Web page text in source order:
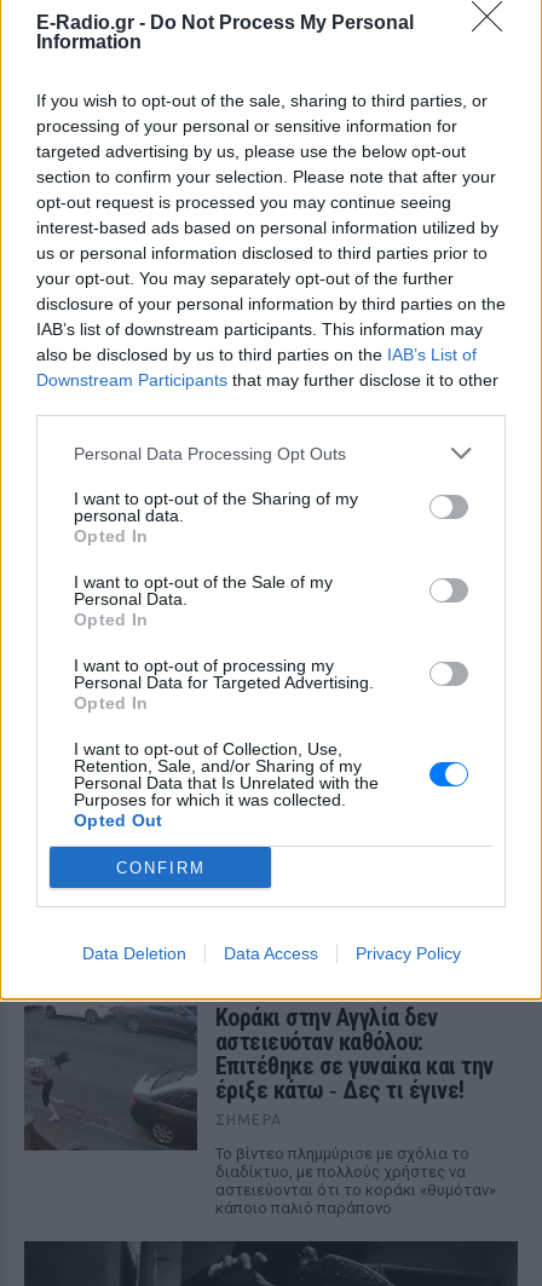
E-Radio.gr - Do Not Process My Personal
Information
If you wish to opt-out of the sale, sharing to third parties, or
processing of your personal or sensitive information for
targeted advertising by us, please use the below opt-out
section to confirm your selection. Please note that after your
opt-out request is processed you may continue seeing
interest-based ads based on personal information utilized by
us or personal information disclosed to third parties prior to
your opt-out. You may separately opt-out of the further
disclosure of your personal information by third parties on the
IAB’s list of downstream participants. This information may
also be disclosed by us to third parties on the IAB’s List of
Downstream Participants that may further disclose it to other
Personal Data Processing Opt Outs
I want to opt-out of the Sharing of my
personal data.
Opted In
I want to opt-out of the Sale of my
Personal Data.
Opted In
I want to opt-out of processing my
Personal Data for Targeted Advertising.
Opted In
I want to opt-out of Collection, Use,
Retention, Sale, and/or Sharing of my
Personal Data that Is Unrelated with the
Purposes for which it was collected.
Opted Out
CONFIRM
Data Deletion Data Access Privacy Policy
ΔΕΙΤΕ ΕΠΙΣΗΣ
ΣΤΗΝ ΙΔΙΑ ΚΑΤΗΓΟΡΙΑ
Αλλαγές στο ωράριο του Μετρό
αύριο ‑ Δείτε τι ισχύει για τις
αναχωρήσεις
Εκτελούνται τελικές εργασίες για τη
σύνδεση της επέκτασης Καλαμαριάς με
τη βασική γραμμή του μέσου.
πνίγηκε στα Μάλια – Αυτόπτες
ήταν παρόν όταν εκτυλίχθηκε το τραγικό
Kοράκι στην Αγγλία δεν
αστειευόταν καθόλου:
Επιτέθηκε σε γυναίκα και την
έριξε κάτω ‑ Δες τι έγινε!
ΣΉΜΕΡΑ
Το βίντεο πλημμύρισε με σχόλια το
διαδίκτυο, με πολλούς χρήστες να
αστειεύονται ότι το κοράκι «θυμόταν»
κάποιο παλιό παράπονο